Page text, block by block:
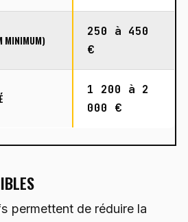
MINIMUM)
250 à 450
€
1 200 à 2
000 €
permettent de réduire la